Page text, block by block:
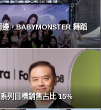
，BABYMONSTER 舞蹈
列目標銷售占比 15%